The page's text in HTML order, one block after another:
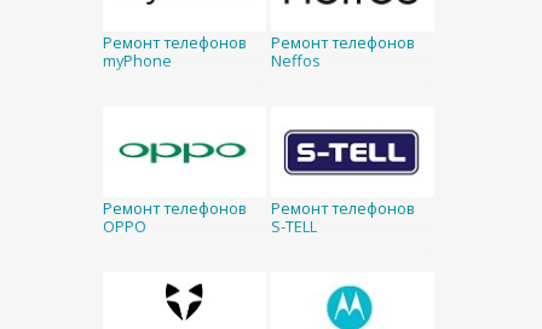
Ремонт телефонов
myPhone
Ремонт телефонов
Neffos
Ремонт телефонов
OPPO
Ремонт телефонов
S-TELL